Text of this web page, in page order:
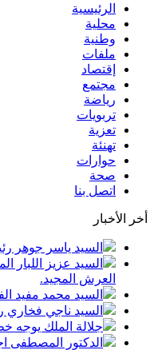
الرئيسية
محلية
وطنية
ملفات
إقتصاد
مجتمع
رياضة
تربويات
تعزية
تهنئة
حوارات
صحة
اتصل بنا
أخر الأخبار
السيد ياسر جوهر رئيس
السيد عزيز اللبار
العرش المجيد.
السيد محمد مفيد
السيد ناجي فخاري
جلالة الملك يوجه
الدكتور المصطفى